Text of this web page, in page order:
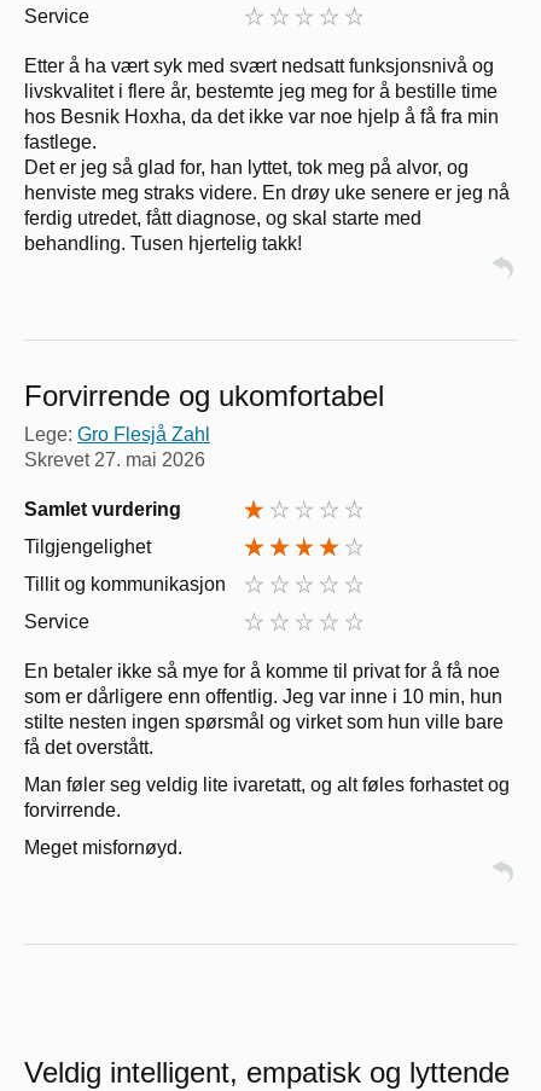
Service
Etter å ha vært syk med svært nedsatt funksjonsnivå og
livskvalitet i flere år, bestemte jeg meg for å bestille time
hos Besnik Hoxha, da det ikke var noe hjelp å få fra min
fastlege.
Det er jeg så glad for, han lyttet, tok meg på alvor, og
henviste meg straks videre. En drøy uke senere er jeg nå
ferdig utredet, fått diagnose, og skal starte med
behandling. Tusen hjertelig takk!
Forvirrende og ukomfortabel
Lege: Gro Flesjå Zahl
Skrevet 27. mai 2026
Samlet vurdering
Tilgjengelighet
Tillit og kommunikasjon
Service
En betaler ikke så mye for å komme til privat for å få noe
som er dårligere enn offentlig. Jeg var inne i 10 min, hun
stilte nesten ingen spørsmål og virket som hun ville bare
få det overstått.
Man føler seg veldig lite ivaretatt, og alt føles forhastet og
forvirrende.
Meget misfornøyd.
Veldig intelligent, empatisk og lyttende